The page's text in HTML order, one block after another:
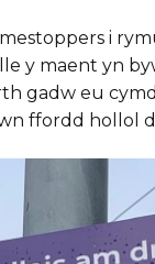
i
y maent yn
gadw eu
ffordd hollol